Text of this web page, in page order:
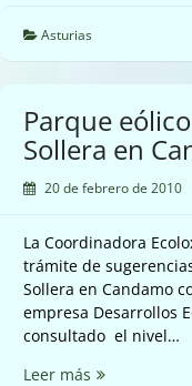
General
de
Gijón.
Asturias
Parque
Sollera en
20 de febrero de 2010
La Coordinadora
trámite de
Sollera en Candamo
empresa Desarrollos
consultado el nivel…
Leer más Parque